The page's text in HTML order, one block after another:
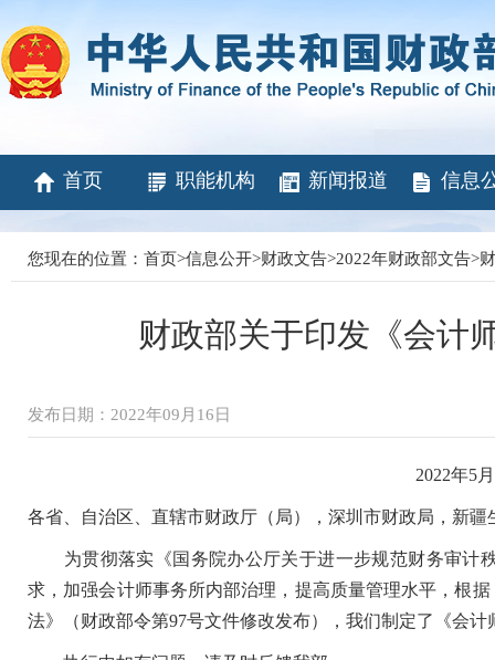
首页 职能机构 新闻报道 信息
您现在的位置： 首页>信息公开>财政文告>2022年财政部文告>
财政部关于印发《会计
发布日期：2022年09月16日
2022年5
各省、自治区、直辖市财政厅（局），深圳市财政局，新
为贯彻落实《国务院办公厅关于进一步规范财务审计秩
求，加强会计师事务所内部治理，提高质量管理水平，根
法》（财政部令第97号文件修改发布），我们制定了《会